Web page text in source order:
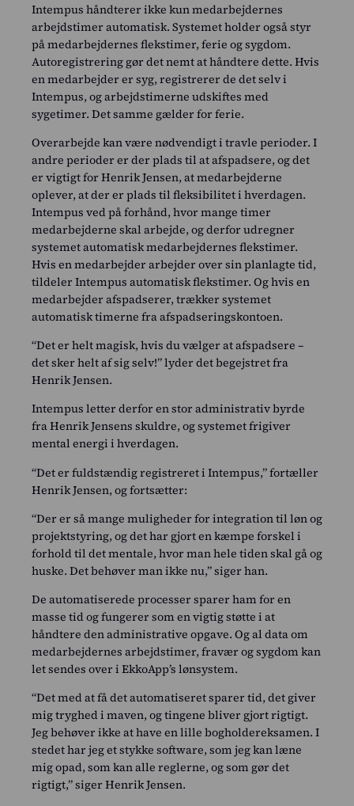
Intempus håndterer ikke kun medarbejdernes
arbejdstimer automatisk. Systemet holder også styr
på medarbejdernes flekstimer, ferie og sygdom.
Autoregistrering gør det nemt at håndtere dette. Hvis
en medarbejder er syg, registrerer de det selv i
Intempus, og arbejdstimerne udskiftes med
sygetimer. Det samme gælder for ferie.
Overarbejde kan være nødvendigt i travle perioder. I
andre perioder er der plads til at afspadsere, og det
er vigtigt for Henrik Jensen, at medarbejderne
oplever, at der er plads til fleksibilitet i hverdagen.
Intempus ved på forhånd, hvor mange timer
medarbejderne skal arbejde, og derfor udregner
systemet automatisk medarbejdernes flekstimer.
Hvis en medarbejder arbejder over sin planlagte tid,
tildeler Intempus automatisk flekstimer. Og hvis en
medarbejder afspadserer, trækker systemet
automatisk timerne fra afspadseringskontoen.
“Det er helt magisk, hvis du vælger at afspadsere –
det sker helt af sig selv!” lyder det begejstret fra
Henrik Jensen.
Intempus letter derfor en stor administrativ byrde
fra Henrik Jensens skuldre, og systemet frigiver
mental energi i hverdagen.
“Det er fuldstændig registreret i Intempus,” fortæller
Henrik Jensen, og fortsætter:
“Der er så mange muligheder for integration til løn og
projektstyring, og det har gjort en kæmpe forskel i
forhold til det mentale, hvor man hele tiden skal gå og
huske. Det behøver man ikke nu,” siger han.
De automatiserede processer sparer ham for en
masse tid og fungerer som en vigtig støtte i at
håndtere den administrative opgave. Og al data om
medarbejdernes arbejdstimer, fravær og sygdom kan
let sendes over i EkkoApp’s lønsystem.
“Det med at få det automatiseret sparer tid, det giver
mig tryghed i maven, og tingene bliver gjort rigtigt.
Jeg behøver ikke at have en lille bogholdereksamen. I
stedet har jeg et stykke software, som jeg kan læne
mig opad, som kan alle reglerne, og som gør det
rigtigt,” siger Henrik Jensen.